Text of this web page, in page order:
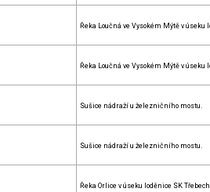
Řeka Loučná ve Vysokém Mýtě v úseku
Řeka Loučná ve Vysokém Mýtě v úseku
Sušice nádraží u železničního mostu.
Sušice nádraží u železničního mostu.
Řeka Orlice v úseku loděnice SK